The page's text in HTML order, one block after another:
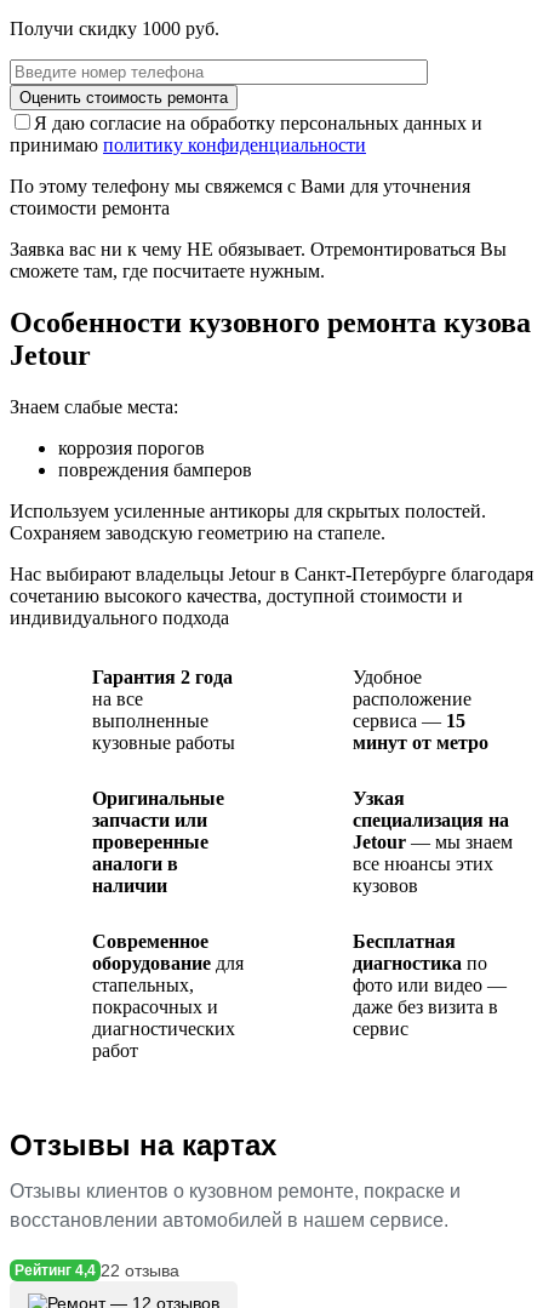
Получи скидку 1000 руб.
Я даю согласие на обработку персональных данных и
принимаю политику конфиденциальности
По этому телефону мы свяжемся с Вами для уточнения
стоимости ремонта
Заявка вас ни к чему НЕ обязывает. Отремонтироваться Вы
сможете там, где посчитаете нужным.
Особенности кузовного ремонта кузова
Jetour
Знаем слабые места:
коррозия порогов
повреждения бамперов
Используем усиленные антикоры для скрытых полостей.
Сохраняем заводскую геометрию на стапеле.
Нас выбирают владельцы Jetour в Санкт-Петербурге благодаря
сочетанию высокого качества, доступной стоимости и
индивидуального подхода
Гарантия 2 года
на все
выполненные
кузовные работы
Удобное
расположение
сервиса — 15
минут от метро
Оригинальные
запчасти или
проверенные
аналоги в
наличии
Узкая
специализация на
Jetour — мы знаем
все нюансы этих
кузовов
Современное
оборудование для
стапельных,
покрасочных и
диагностических
работ
Бесплатная
диагностика по
фото или видео —
даже без визита в
сервис
Отзывы на картах
Отзывы клиентов о кузовном ремонте, покраске и
восстановлении автомобилей в нашем сервисе.
Рейтинг 4,4 22 отзыва
Ремонт — 12 отзывов